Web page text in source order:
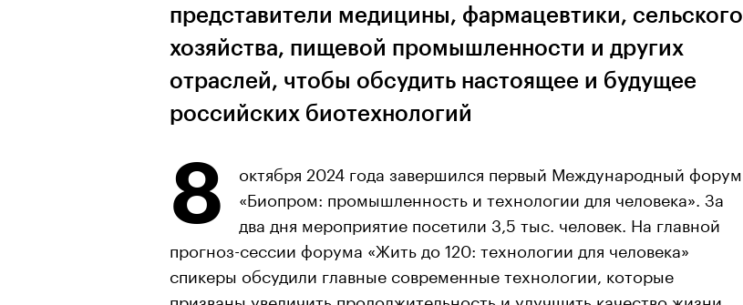
представители медицины, фармацевтики, сельского
хозяйства, пищевой промышленности и других
отраслей, чтобы обсудить настоящее и будущее
российских биотехнологий
8
октября 2024 года завершился первый Международный форум
«Биопром: промышленность и технологии для человека». За
два дня мероприятие посетили 3,5 тыс. человек. На главной
прогноз-сессии форума «Жить до 120: технологии для человека»
спикеры обсудили главные современные технологии, которые
призваны увеличить продолжительность и улучшить качество жизни